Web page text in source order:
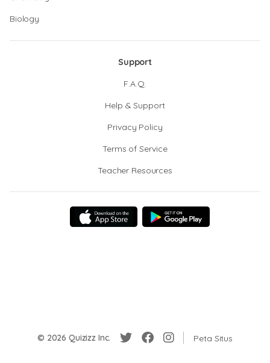
Biology
Support
F.A.Q.
Help & Support
Privacy Policy
Terms of Service
Teacher Resources
© 2026 Quizizz Inc. Peta Situs